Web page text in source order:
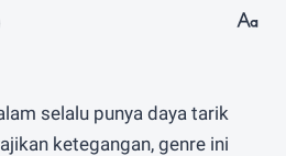
selalu punya daya tarik
ketegangan, genre ini